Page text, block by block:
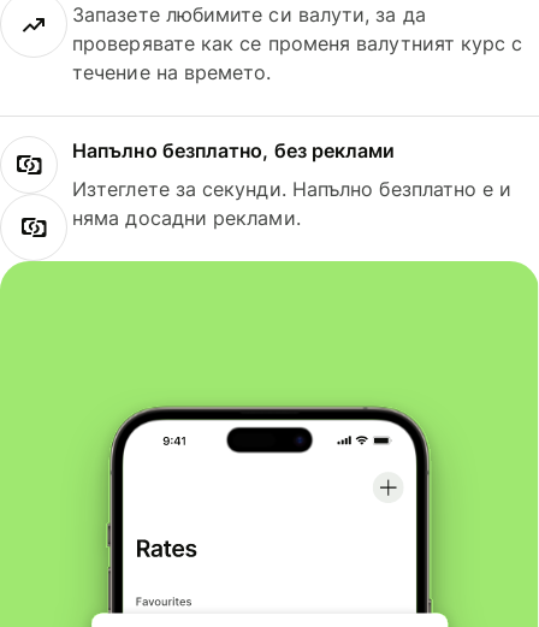
Запазете любимите си валути, за да
проверявате как се променя валутният курс с
течение на времето.
Напълно безплатно, без реклами
Изтеглете за секунди. Напълно безплатно е и
няма досадни реклами.